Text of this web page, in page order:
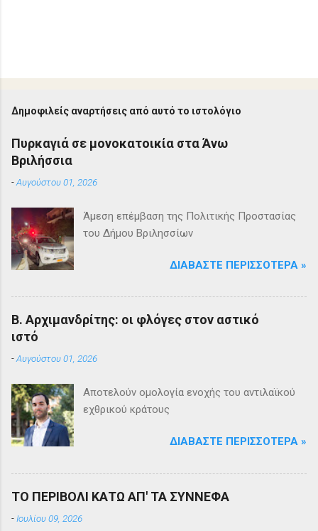
Δημοφιλείς αναρτήσεις από αυτό το ιστολόγιο
Πυρκαγιά σε μονοκατοικία στα Άνω
Βριλήσσια
-Αυγούστου 01, 2026
Άμεση επέμβαση της Πολιτικής Προστασίας
του Δήμου Βριλησσίων
ΔΙΑΒΆΣΤΕ ΠΕΡΙΣΣΌΤΕΡΑ »
Β. Αρχιμανδρίτης: οι φλόγες στον αστικό
ιστό
-Αυγούστου 01, 2026
Αποτελούν ομολογία ενοχής του αντιλαϊκού
εχθρικού κράτους
ΔΙΑΒΆΣΤΕ ΠΕΡΙΣΣΌΤΕΡΑ »
ΤΟ ΠΕΡΙΒΟΛΙ ΚΑΤΩ ΑΠ' ΤΑ ΣΥΝΝΕΦΑ
- Ιουλίου 09, 2026